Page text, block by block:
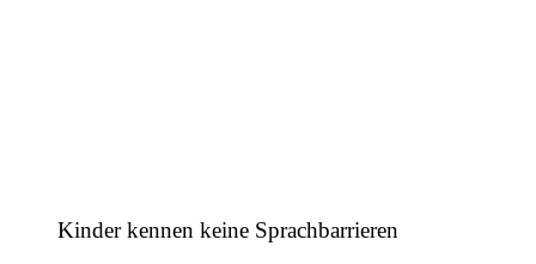
Kinder kennen keine Sprachbarrieren